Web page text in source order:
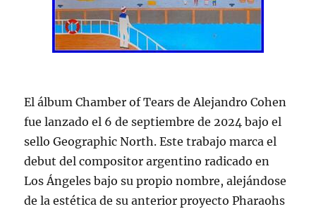
El álbum Chamber of Tears de Alejandro Cohen
fue lanzado el 6 de septiembre de 2024 bajo el
sello Geographic North. Este trabajo marca el
debut del compositor argentino radicado en
Los Ángeles bajo su propio nombre, alejándose
de la estética de su anterior proyecto Pharaohs